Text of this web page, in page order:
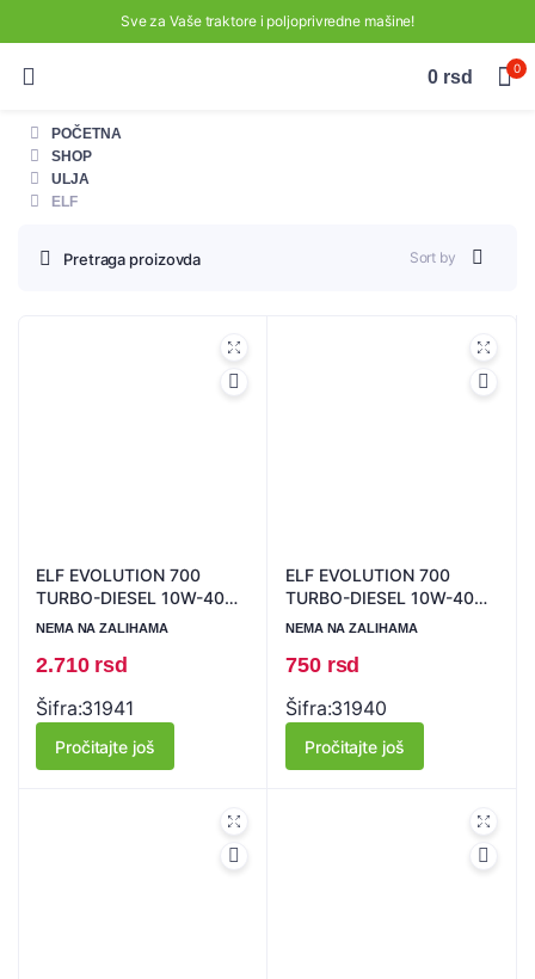
Sve za Vaše traktore i poljoprivredne mašine!
0 rsd 0
POČETNA
SHOP
ULJA
ELF
Pretraga proizovda Sort by
ELF EVOLUTION 700
TURBO-DIESEL 10W-40
5/1
NEMA NA ZALIHAMA
2.710 rsd
Šifra:31941
Pročitajte još
ELF EVOLUTION 700
TURBO-DIESEL 10W-40
1/1
NEMA NA ZALIHAMA
750 rsd
Šifra:31940
Pročitajte još